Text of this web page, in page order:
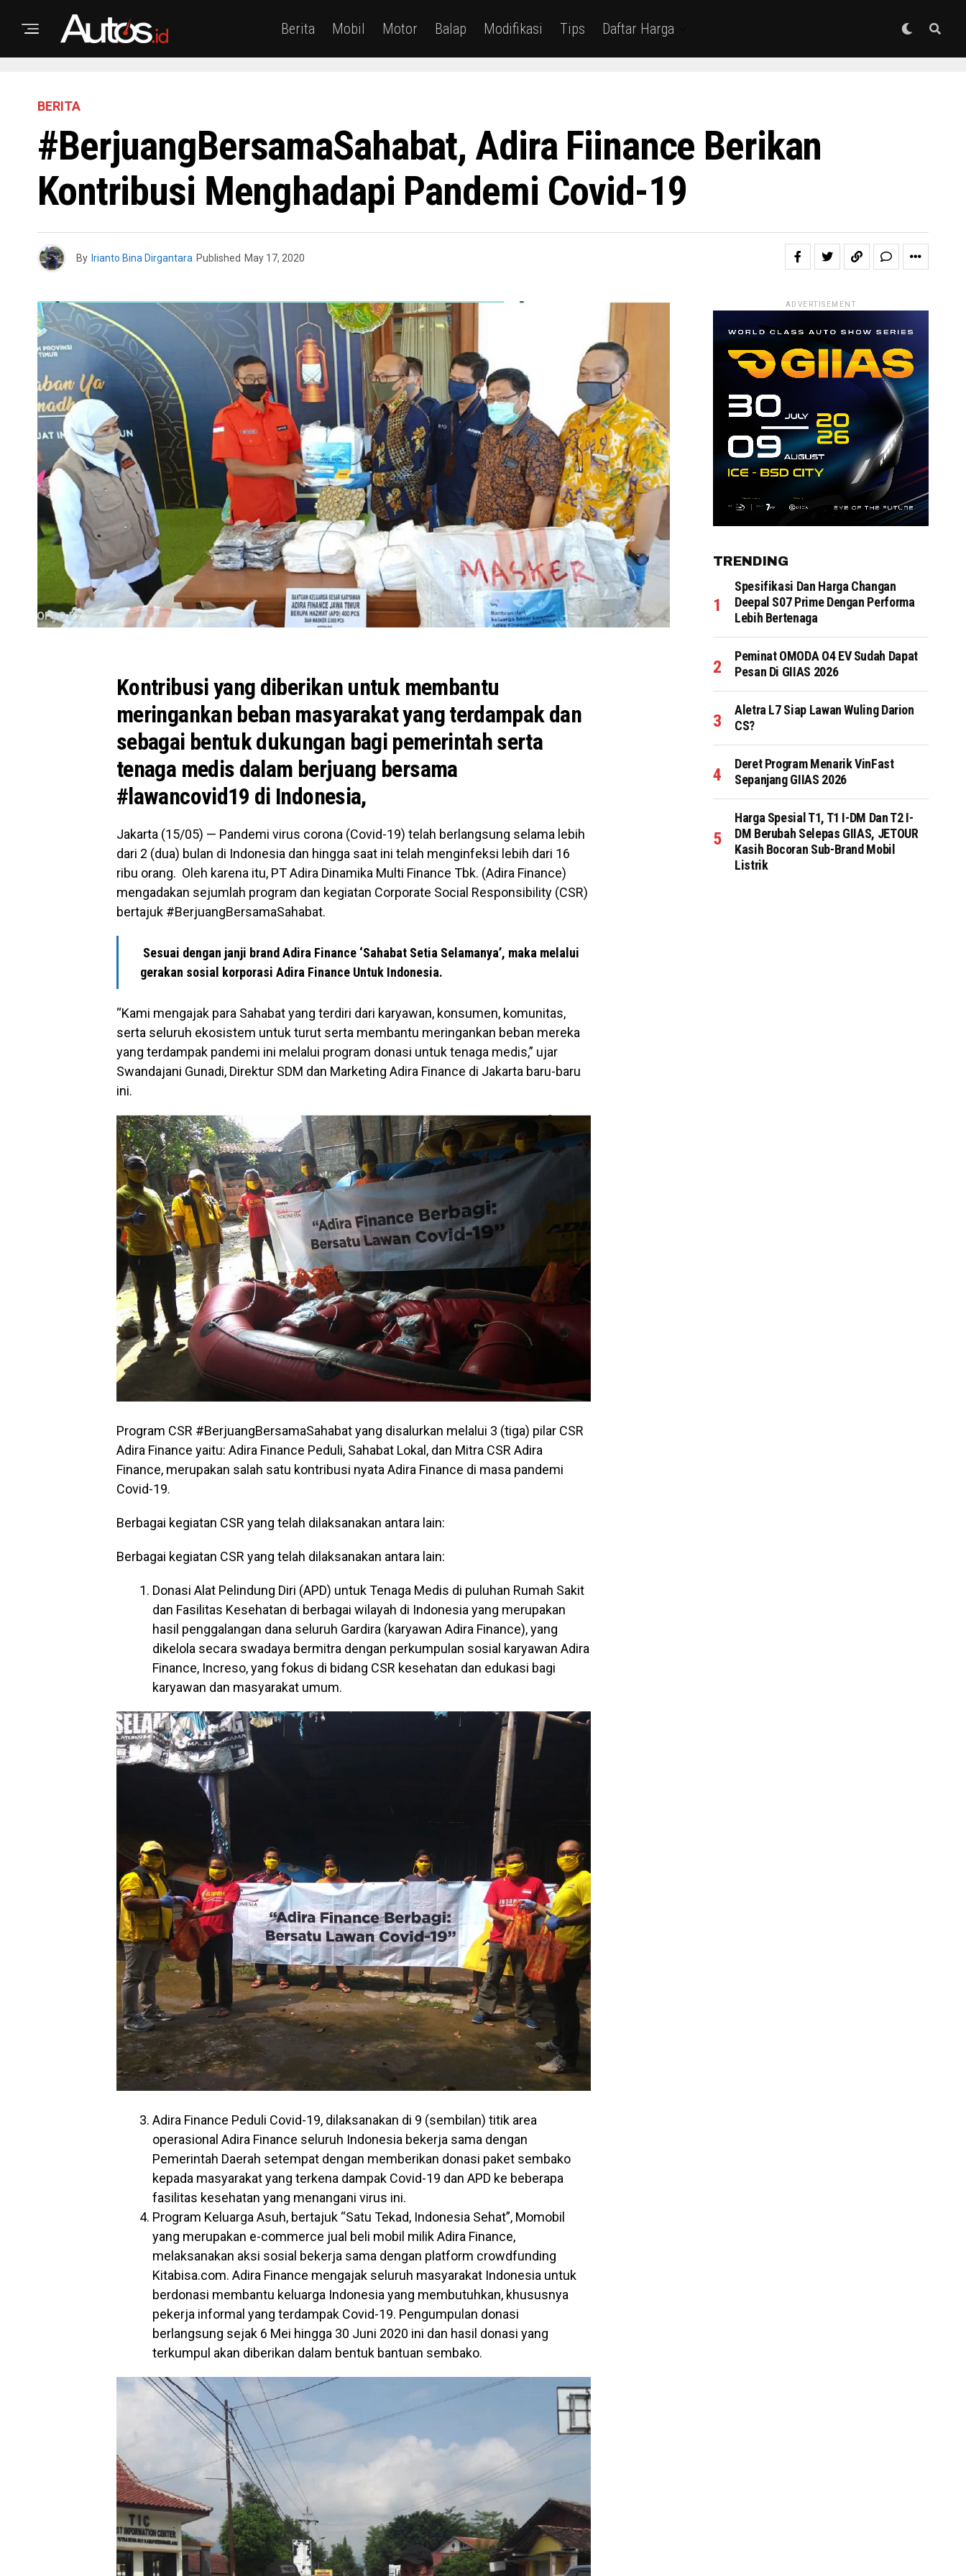
Berita Mobil Motor Balap Modifikasi Tips Daftar Harga
BERITA
#BerjuangBersamaSahabat, Adira Fiinance Berikan
Kontribusi Menghadapi Pandemi Covid-19
By Irianto Bina Dirgantara Published May 17, 2020
Kontribusi yang diberikan untuk membantu
meringankan beban masyarakat yang terdampak dan
sebagai bentuk dukungan bagi pemerintah serta
tenaga medis dalam berjuang bersama
#lawancovid19 di Indonesia,
Jakarta (15/05) — Pandemi virus corona (Covid-19) telah berlangsung selama lebih
dari 2 (dua) bulan di Indonesia dan hingga saat ini telah menginfeksi lebih dari 16
ribu orang. Oleh karena itu, PT Adira Dinamika Multi Finance Tbk. (Adira Finance)
mengadakan sejumlah program dan kegiatan Corporate Social Responsibility (CSR)
bertajuk #BerjuangBersamaSahabat.
Sesuai dengan janji brand Adira Finance ‘Sahabat Setia Selamanya’, maka melalui
gerakan sosial korporasi Adira Finance Untuk Indonesia.
“Kami mengajak para Sahabat yang terdiri dari karyawan, konsumen, komunitas,
serta seluruh ekosistem untuk turut serta membantu meringankan beban mereka
yang terdampak pandemi ini melalui program donasi untuk tenaga medis,” ujar
Swandajani Gunadi, Direktur SDM dan Marketing Adira Finance di Jakarta baru-baru
ini.
Program CSR #BerjuangBersamaSahabat yang disalurkan melalui 3 (tiga) pilar CSR
Adira Finance yaitu: Adira Finance Peduli, Sahabat Lokal, dan Mitra CSR Adira
Finance, merupakan salah satu kontribusi nyata Adira Finance di masa pandemi
Covid-19.
Berbagai kegiatan CSR yang telah dilaksanakan antara lain:
Berbagai kegiatan CSR yang telah dilaksanakan antara lain:
Donasi Alat Pelindung Diri (APD) untuk Tenaga Medis di puluhan Rumah Sakit
dan Fasilitas Kesehatan di berbagai wilayah di Indonesia yang merupakan
hasil penggalangan dana seluruh Gardira (karyawan Adira Finance), yang
dikelola secara swadaya bermitra dengan perkumpulan sosial karyawan Adira
Finance, Increso, yang fokus di bidang CSR kesehatan dan edukasi bagi
karyawan dan masyarakat umum.
Adira Finance Peduli Covid-19, dilaksanakan di 9 (sembilan) titik area
operasional Adira Finance seluruh Indonesia bekerja sama dengan
Pemerintah Daerah setempat dengan memberikan donasi paket sembako
kepada masyarakat yang terkena dampak Covid-19 dan APD ke beberapa
fasilitas kesehatan yang menangani virus ini.
Program Keluarga Asuh, bertajuk “Satu Tekad, Indonesia Sehat”, Momobil
yang merupakan e-commerce jual beli mobil milik Adira Finance,
melaksanakan aksi sosial bekerja sama dengan platform crowdfunding
Kitabisa.com. Adira Finance mengajak seluruh masyarakat Indonesia untuk
berdonasi membantu keluarga Indonesia yang membutuhkan, khususnya
pekerja informal yang terdampak Covid-19. Pengumpulan donasi
berlangsung sejak 6 Mei hingga 30 Juni 2020 ini dan hasil donasi yang
terkumpul akan diberikan dalam bentuk bantuan sembako.
ADVERTISEMENT
TRENDING
Spesifikasi Dan Harga Changan
Deepal S07 Prime Dengan Performa
Lebih Bertenaga
Peminat OMODA O4 EV Sudah Dapat
Pesan Di GIIAS 2026
Aletra L7 Siap Lawan Wuling Darion
CS?
Deret Program Menarik VinFast
Sepanjang GIIAS 2026
Harga Spesial T1, T1 I-DM Dan T2 I-
DM Berubah Selepas GIIAS, JETOUR
Kasih Bocoran Sub-Brand Mobil
Listrik